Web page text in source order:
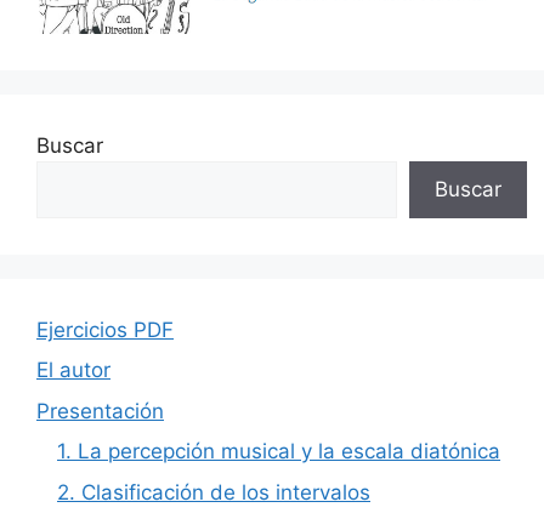
Buscar
Buscar
Ejercicios PDF
El autor
Presentación
1. La percepción musical y la escala diatónica
2. Clasificación de los intervalos